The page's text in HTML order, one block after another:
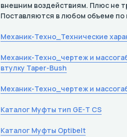
внешним воздействиям. Плюс не
Поставляются в любом объеме по
Механик-Техно_Технические
Механик-Техно_чертеж и
втулку Taper-Bush
Механик-Техно_чертеж и
Каталог Муфты тип GE-T CS
Каталог Муфты Optibelt